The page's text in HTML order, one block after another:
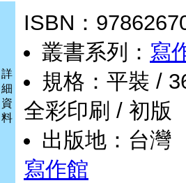
詳
細
資
料
ISBN：
叢書系列： 寫
規格：平裝 /
全彩印刷 / 初版
出版地：台灣
寫作館